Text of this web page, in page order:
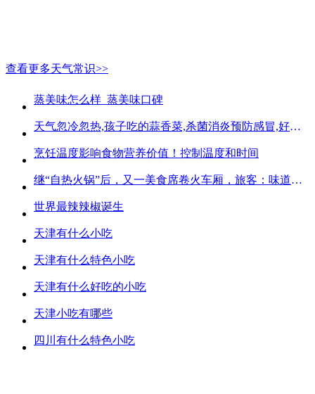
查看更多天气常识>>
蒸美味怎么样_蒸美味口碑
天气忽冷忽热,孩子吃的蒜香菜,杀菌消炎预防感冒,好吃不贵
烹饪温度影响食物营养价值！控制温度和时间
继“自热火锅”后，又一美食席卷火车厢，旅客：味道好吃又方便
世界最辣辣椒诞生
天津有什么小吃
天津有什么特色小吃
天津有什么好吃的小吃
天津小吃有哪些
四川有什么特色小吃